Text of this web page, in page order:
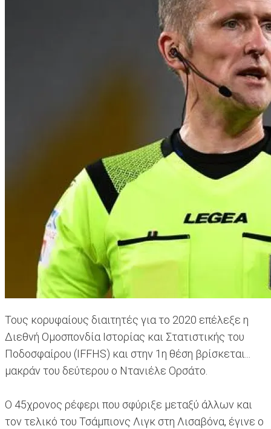
Τους κορυφαίους διαιτητές για το 2020 επέλεξε η
Διεθνή Ομοσπονδία Ιστορίας και Στατιστικής του
Ποδοσφαίρου (IFFHS) και στην 1η θέση βρίσκεται...
μακράν του δεύτερου ο Ντανιέλε Ορσάτο.
Ο 45χρονος ρέφερι που σφύριξε μεταξύ άλλων και
τον τελικό του Τσάμπιονς Λιγκ στη Λισαβόνα, έγινε ο